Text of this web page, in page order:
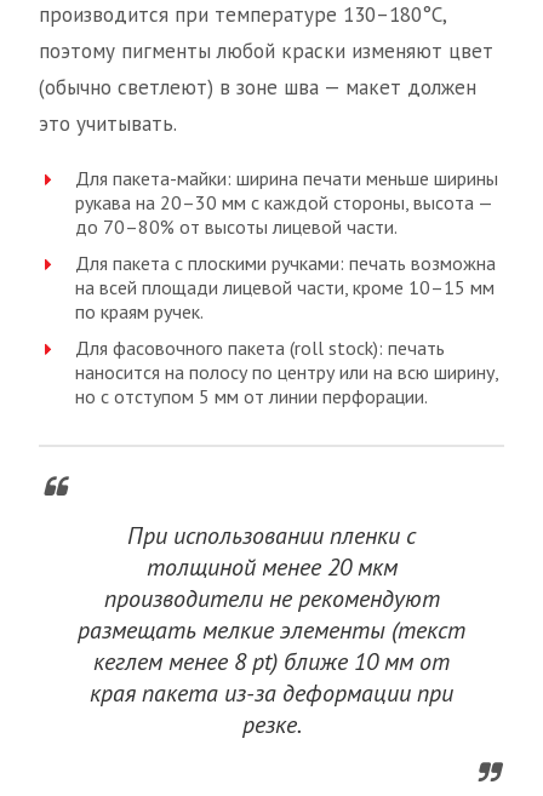
производится при температуре 130–180°C,
поэтому пигменты любой краски изменяют цвет
(обычно светлеют) в зоне шва — макет должен
это учитывать.
Для пакета-майки: ширина печати меньше ширины
рукава на 20–30 мм с каждой стороны, высота —
до 70–80% от высоты лицевой части.
Для пакета с плоскими ручками: печать возможна
на всей площади лицевой части, кроме 10–15 мм
по краям ручек.
Для фасовочного пакета (roll stock): печать
наносится на полосу по центру или на всю ширину,
но с отступом 5 мм от линии перфорации.
При использовании пленки с
толщиной менее 20 мкм
производители не рекомендуют
размещать мелкие элементы (текст
кеглем менее 8 pt) ближе 10 мм от
края пакета из-за деформации при
резке.